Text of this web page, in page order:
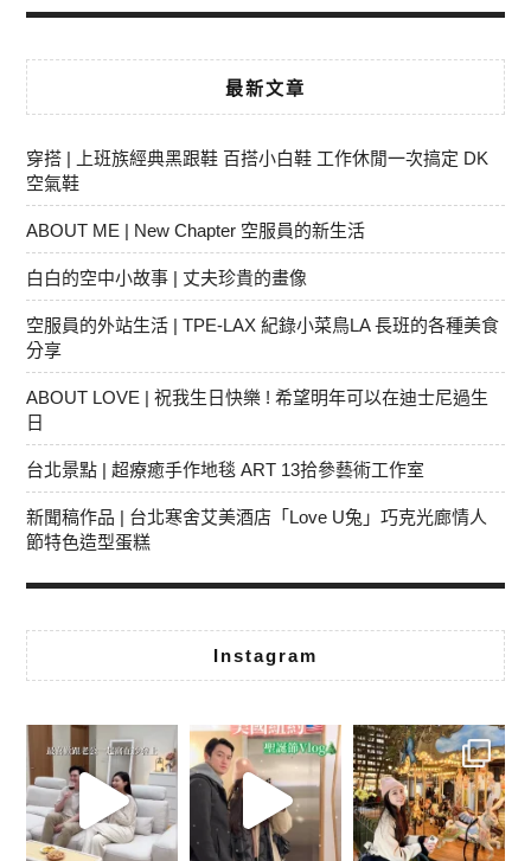
最新文章
穿搭 | 上班族經典黑跟鞋 百搭小白鞋 工作休閒一次搞定 DK
空氣鞋
ABOUT ME | New Chapter 空服員的新生活
白白的空中小故事 | 丈夫珍貴的畫像
空服員的外站生活 | TPE-LAX 紀錄小菜鳥LA 長班的各種美食
分享
ABOUT LOVE | 祝我生日快樂 ! 希望明年可以在迪士尼過生
日
台北景點 | 超療癒手作地毯 ART 13拾參藝術工作室
新聞稿作品 | 台北寒舍艾美酒店「Love U兔」巧克光廊情人
節特色造型蛋糕
Instagram